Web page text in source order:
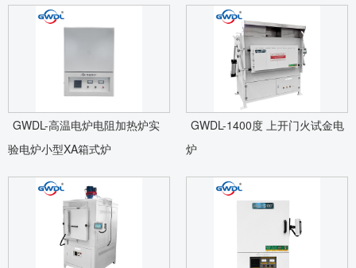
GWDL-高温电炉电阻加热炉实
验电炉小型XA箱式炉
GWDL-1400度 上开门火试金电
炉